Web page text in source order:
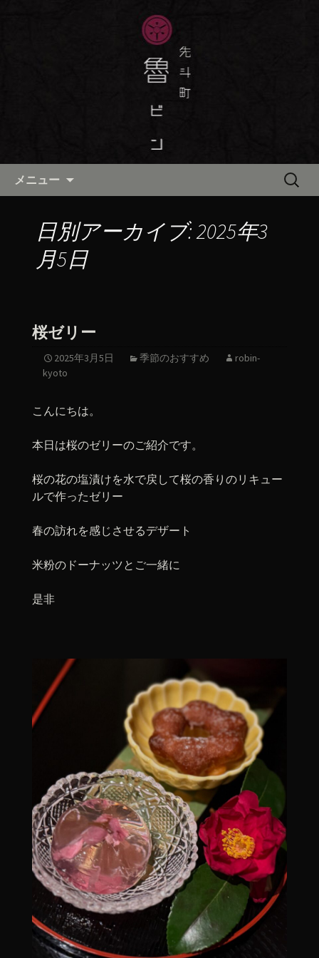
京都・先斗町の京料理・和食
「魯ビン（ろびん）」の公式ブ
京都・先斗町の京町家で美味しい季節
の京料理・和食が自慢の「魯ビン（ろ
びん）」がお店からのお知らせや、お
料理について最新情報をおとどけしま
メニュー
検
日別アーカイブ: 2025年3
月5日
桜ゼリー
2025年3月5日 季節のおすすめ
robin-
kyoto
こんにちは。
本日は桜のゼリーのご紹介です。
桜の花の塩漬けを水で戻して桜の香りのリキュー
ルで作ったゼリー
春の訪れを感じさせるデザート
米粉のドーナッツとご一緒に
是非